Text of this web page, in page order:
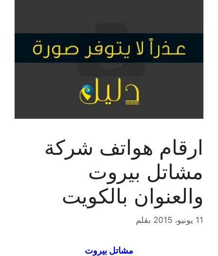
ارقام هواتف شركة
مشاتل بيروت
والعنوان بالكويت
11 يونيو، 2015 بقلم
مشاتل بيروت